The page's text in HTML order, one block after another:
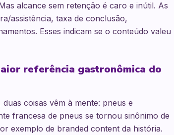
alcance sem retenção é caro e inútil. As
assistência, taxa de conclusão,
Esses indicam se o conteúdo valeu
referência gastronômica do
coisas vêm à mente: pneus e
francesa de pneus se tornou sinônimo de
exemplo de branded content da história.